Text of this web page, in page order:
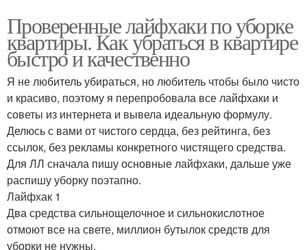
Проверенные лайфхаки по уборке
квартиры. Как убраться в квартире
быстро и качественно
Я не любитель убираться, но любитель чтобы было чисто
и красиво, поэтому я перепробовала все лайфхаки и
советы из интернета и вывела идеальную формулу.
Делюсь с вами от чистого сердца, без рейтинга, без
ссылок, без рекламы конкретного чистящего средства.
Для ЛЛ сначала пишу основные лайфхаки, дальше уже
распишу уборку поэтапно.
Лайфхак 1
Два средства сильнощелочное и сильнокислотное
отмоют все на свете, миллион бутылок средств для
уборки не нужны.